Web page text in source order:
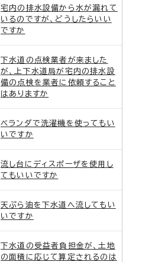
宅内の排水設備から水が漏れて
いるのですが、どうしたらいい
ですか
下水道の点検業者が来ました
が、上下水道局が宅内の排水設
備の点検を業者に依頼すること
はありますか
ベランダで洗濯機を使ってもい
いですか
流し台にディスポーザを使用し
てもいいですか
天ぷら油を下水道へ流してもい
いですか
下水道の受益者負担金が、土地
の面積に応じて算定されるのは